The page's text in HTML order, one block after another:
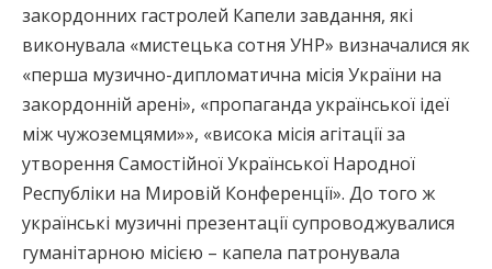
закордонних гастролей Капели завдання, які
виконувала «мистецька сотня УНР» визначалися як
«перша музично-дипломатична місія України на
закордонній арені», «пропаганда української ідеї
між чужоземцями»», «висока місія агітації за
утворення Самостійної Української Народної
Республіки на Мировій Конференції». До того ж
українські музичні презентації супроводжувалися
гуманітарною місією – капела патронувала